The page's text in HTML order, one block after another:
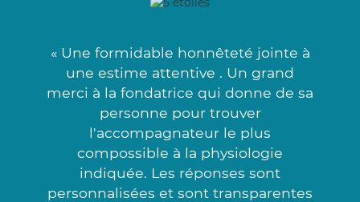
« Une formidable honnêteté jointe à
une estime attentive . Un grand
merci à la fondatrice qui donne de sa
personne pour trouver
l'accompagnateur le plus
compossible à la physiologie
indiquée. Les réponses sont
personnalisées et sont transparentes